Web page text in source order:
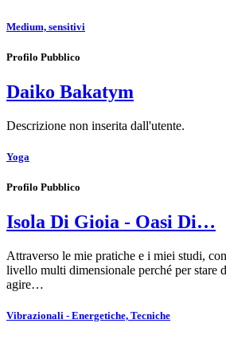
Medium, sensitivi
Profilo Pubblico
Daiko Bakatym
Descrizione non inserita dall'utente.
Yoga
Profilo Pubblico
Isola Di Gioia - Oasi Di…
Attraverso le mie pratiche e i miei studi,
livello multi dimensionale perché per stare
agire…
Vibrazionali - Energetiche, Tecniche